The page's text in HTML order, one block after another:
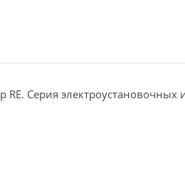
RE. Серия